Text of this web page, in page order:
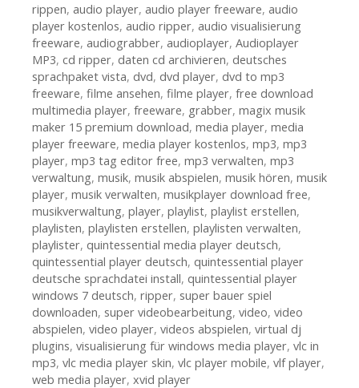
rippen, audio player, audio player freeware, audio
player kostenlos, audio ripper, audio visualisierung
freeware, audiograbber, audioplayer, Audioplayer
MP3, cd ripper, daten cd archivieren, deutsches
sprachpaket vista, dvd, dvd player, dvd to mp3
freeware, filme ansehen, filme player, free download
multimedia player, freeware, grabber, magix musik
maker 15 premium download, media player, media
player freeware, media player kostenlos, mp3, mp3
player, mp3 tag editor free, mp3 verwalten, mp3
verwaltung, musik, musik abspielen, musik hören, musik
player, musik verwalten, musikplayer download free,
musikverwaltung, player, playlist, playlist erstellen,
playlisten, playlisten erstellen, playlisten verwalten,
playlister, quintessential media player deutsch,
quintessential player deutsch, quintessential player
deutsche sprachdatei install, quintessential player
windows 7 deutsch, ripper, super bauer spiel
downloaden, super videobearbeitung, video, video
abspielen, video player, videos abspielen, virtual dj
plugins, visualisierung für windows media player, vlc in
mp3, vlc media player skin, vlc player mobile, vlf player,
web media player, xvid player